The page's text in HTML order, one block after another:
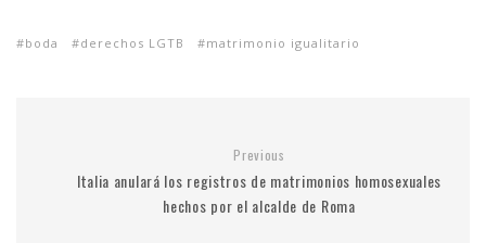
boda derechos LGTB matrimonio igualitario
Previous
Italia anulará los registros de matrimonios homosexuales
hechos por el alcalde de Roma